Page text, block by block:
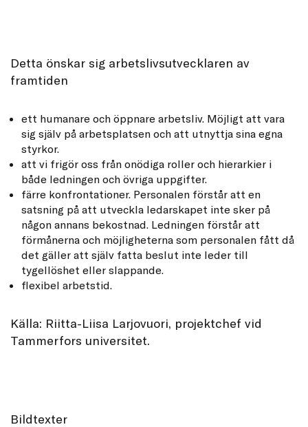
Detta önskar sig arbetslivsutvecklaren av
framtiden
ett humanare och öppnare arbetsliv. Möjligt att vara
sig själv på arbetsplatsen och att utnyttja sina egna
styrkor.
att vi frigör oss från onödiga roller och hierarkier i
både ledningen och övriga uppgifter.
färre konfrontationer. Personalen förstår att en
satsning på att utveckla ledarskapet inte sker på
någon annans bekostnad. Ledningen förstår att
förmånerna och möjligheterna som personalen fått då
det gäller att själv fatta beslut inte leder till
tygellöshet eller slappande.
flexibel arbetstid.
Källa: Riitta-Liisa Larjovuori, projektchef vid
Tammerfors universitet.
Bildtexter